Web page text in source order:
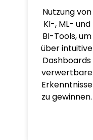
Nutzung von
KI-, ML- und
BI-Tools, um
über intuitive
Dashboards
verwertbare
Erkenntnisse
zu gewinnen.